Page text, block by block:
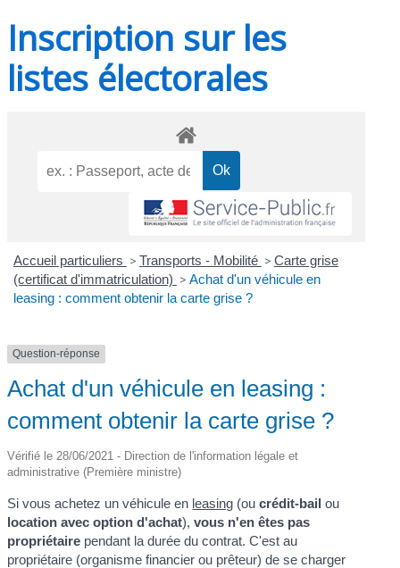
Inscription sur les
listes électorales
Accueil particuliers > Transports - Mobilité > Carte grise
(certificat d'immatriculation) > Achat d'un véhicule en
leasing : comment obtenir la carte grise ?
Question-réponse
Achat d'un véhicule en leasing :
comment obtenir la carte grise ?
Vérifié le 28/06/2021 - Direction de l'information légale et
administrative (Première ministre)
Si vous achetez un véhicule en leasing (oucrédit-bail ou
location avec option d'achat), vous n'en êtes pas
propriétaire pendant la durée du contrat. C'est au
propriétaire (organisme financier ou prêteur) de se charger